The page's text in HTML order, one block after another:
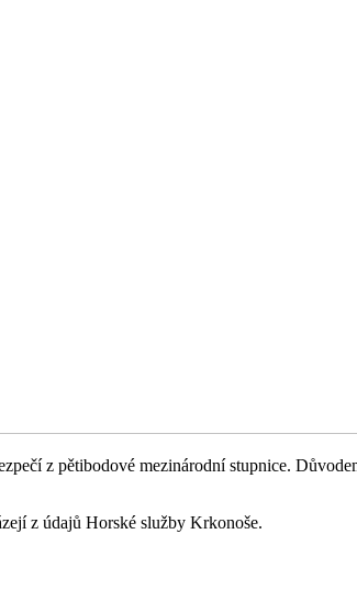
z pětibodové mezinárodní stupnice.
z údajů Horské služby Krkonoše.